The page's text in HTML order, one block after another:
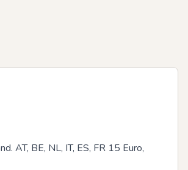
AT, BE, NL, IT, ES, FR 15 Euro,